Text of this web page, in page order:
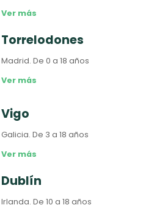
Ver más
Torrelodones
Madrid.De 0 a 18 años
Ver más
Vigo
Galicia.De 3 a 18 años
Ver más
Dublín
Irlanda.De 10 a 18 años